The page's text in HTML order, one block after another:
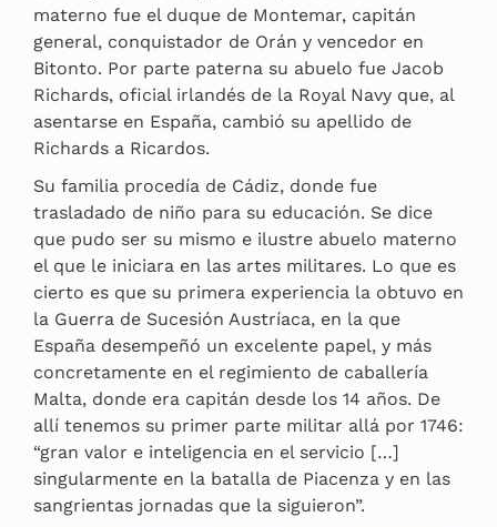
materno fue el duque de Montemar, capitán
general, conquistador de Orán y vencedor en
Bitonto. Por parte paterna su abuelo fue Jacob
Richards, oficial irlandés de la Royal Navy que, al
asentarse en España, cambió su apellido de
Richards a Ricardos.
Su familia procedía de Cádiz, donde fue
trasladado de niño para su educación. Se dice
que pudo ser su mismo e ilustre abuelo materno
el que le iniciara en las artes militares. Lo que es
cierto es que su primera experiencia la obtuvo en
la Guerra de Sucesión Austríaca, en la que
España desempeñó un excelente papel, y más
concretamente en el regimiento de caballería
Malta, donde era capitán desde los 14 años. De
allí tenemos su primer parte militar allá por 1746:
“gran valor e inteligencia en el servicio […]
singularmente en la batalla de Piacenza y en las
sangrientas jornadas que la siguieron”.